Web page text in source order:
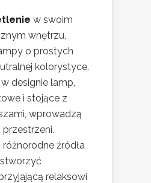
w swoim
wnętrzu,
o prostych
kolorystyce.
w designie lamp,
i stojące z
wprowadzą
źródła
relaksowi